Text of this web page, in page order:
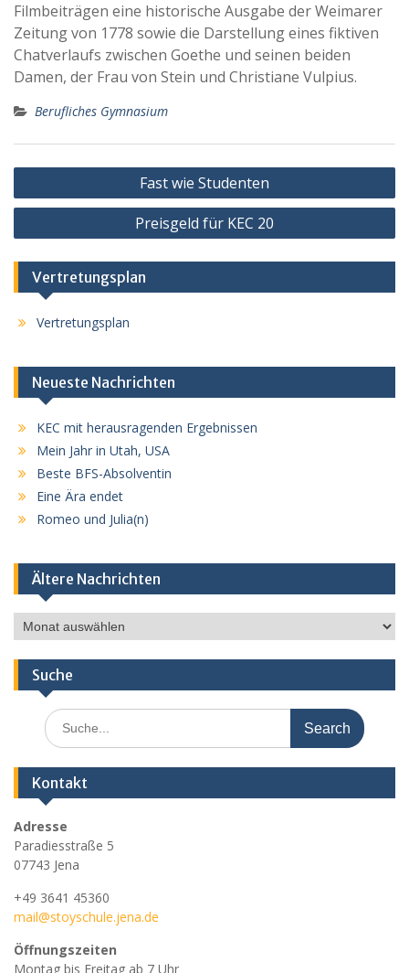
Filmbeiträgen eine historische Ausgabe der Weimarer
Zeitung von 1778 sowie die Darstellung eines fiktiven
Chatverlaufs zwischen Goethe und seinen beiden
Damen, der Frau von Stein und Christiane Vulpius.
Berufliches Gymnasium
Beitragsnavigation
Fast wie Studenten
Preisgeld für KEC 20
Vertretungsplan
Vertretungsplan
Neueste Nachrichten
KEC mit herausragenden Ergebnissen
Mein Jahr in Utah, USA
Beste BFS-Absolventin
Eine Ära endet
Romeo und Julia(n)
Ältere Nachrichten
Ältere
Nachrichten
Suche
Search
for:
Kontakt
Adresse
Paradiesstraße 5
07743 Jena
+49 3641 45360
mail@stoyschule.jena.de
Öffnungszeiten
Montag bis Freitag ab 7 Uhr